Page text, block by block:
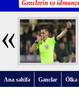
Ana səhifə Gənclər Ölkə